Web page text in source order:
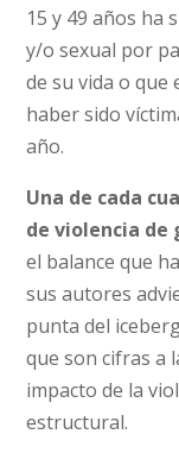
15 y 49 años ha
y/o sexual por
de su vida o que
haber sido
año.
Una de cada
de violencia de
el balance que
sus autores
punta del
que son cifras a
impacto de la
estructural.